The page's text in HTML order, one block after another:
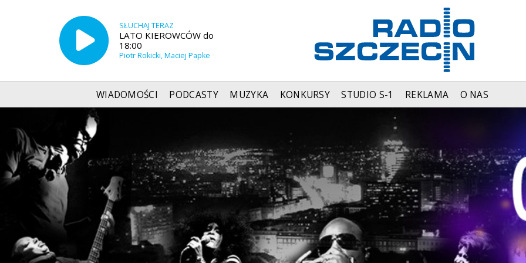
SŁUCHAJ TERAZ
LATO KIEROWCÓW do
18:00
Piotr Rokicki, Maciej Papke
WIADOMOŚCI PODCASTY MUZYKA KONKURSY STUDIO S-1 REKLAMA O NAS